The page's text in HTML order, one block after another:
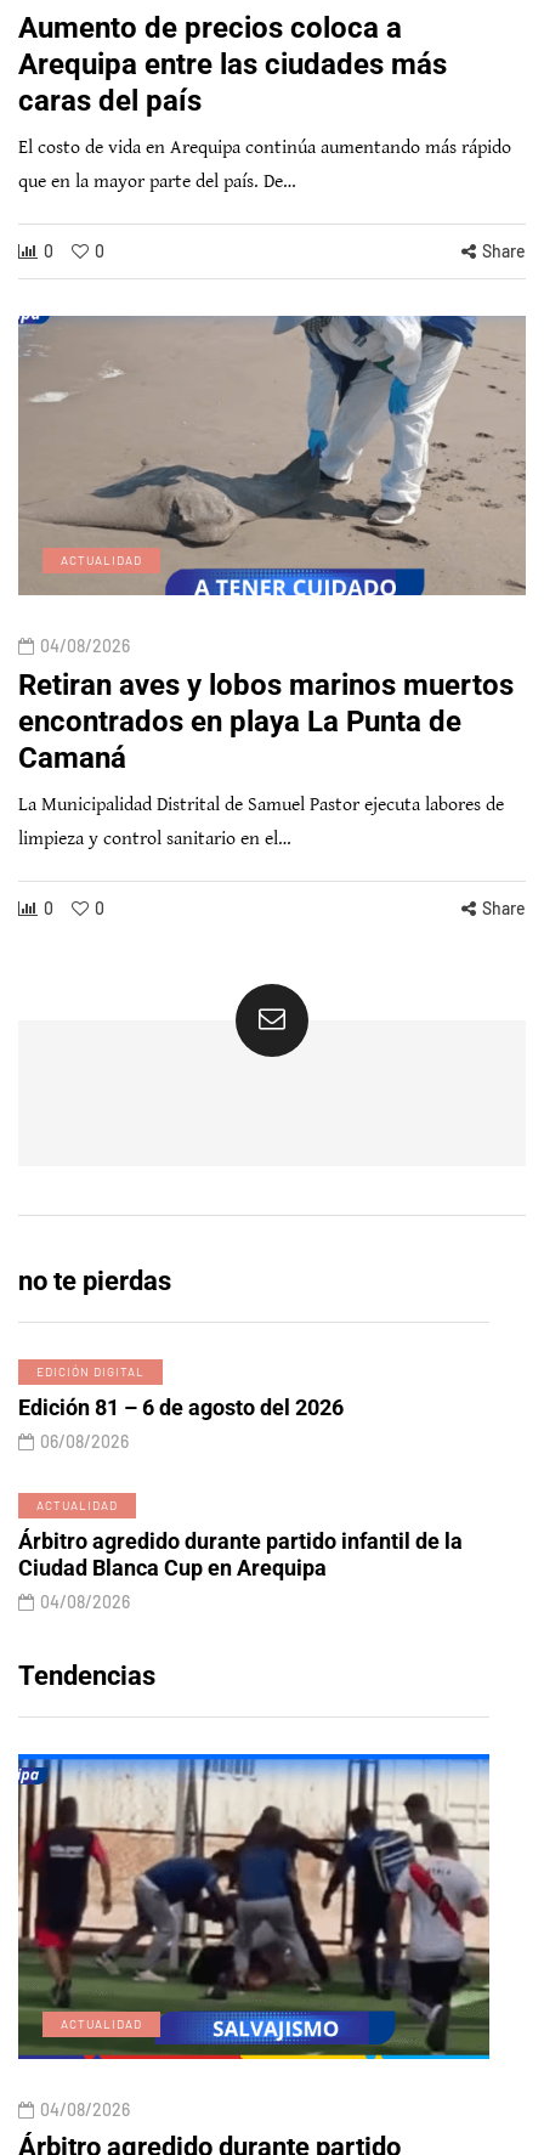
Aumento de precios coloca a
Arequipa entre las ciudades más
caras del país
El costo de vida en Arequipa continúa aumentando más rápido
que en la mayor parte del país. De…
0 0 Share
ACTUALIDAD
04/08/2026
Retiran aves y lobos marinos muertos
encontrados en playa La Punta de
Camaná
La Municipalidad Distrital de Samuel Pastor ejecuta labores de
limpieza y control sanitario en el…
0 0 Share
no te pierdas
EDICIÓN DIGITAL
Edición 81 – 6 de agosto del 2026
06/08/2026
ACTUALIDAD
Árbitro agredido durante partido infantil de la
Ciudad Blanca Cup en Arequipa
04/08/2026
Tendencias
ACTUALIDAD
04/08/2026
Árbitro agredido durante partido